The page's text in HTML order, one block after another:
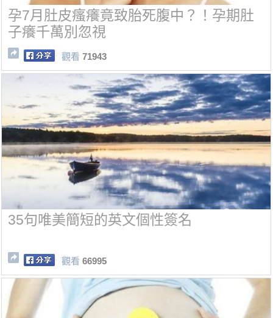
孕7月肚皮瘙癢竟致胎死腹中？！孕期肚
子癢千萬別忽視
觀看 71943
35句唯美簡短的英文個性簽名
觀看 66995